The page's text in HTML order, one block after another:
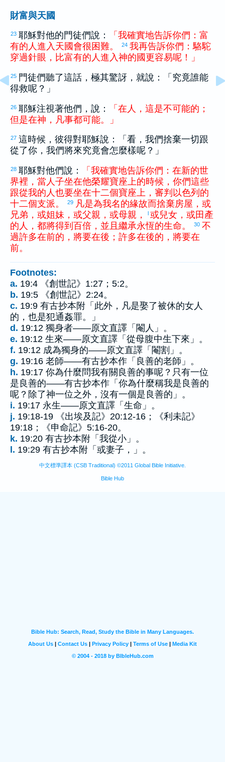
財富與天國
23 耶穌對他的門徒們說： 「 我確實地告訴你們 ： 富
有的 人進入 天國會很 困難。 24 我再告訴你們 ：駱駝
穿過針眼 ， 比富有的 人進入神的 國 更容易呢 ！ 」
25 門徒們聽了這話，極其驚訝，就說：「究竟誰能
得救呢？」
26 耶穌注視著他們，說： 「 在 人 ， 這是不可能的 ；
但是在神 ， 凡事都可能。 」
27 這時候， 彼得對耶穌說：「看，我們捨棄一切跟
從了你，我們將來究竟會怎麼樣呢？」
28 耶穌對他們說： 「 我確實地告訴你們 ： 在新的世
界裡 ， 當 人子坐在他榮耀寶座 上的時候 ， 你們這些
跟從我的 人 也要坐在十二個寶座 上 ， 審判 以色列 的
十二個支派。 29 凡是為我名 的緣故而捨棄房屋 ， 或
兄弟 ， 或姐妹 ， 或父親 ， 或母親 ， l 或兒女 ， 或田產
的 人 ， 都將得到 百倍 ， 並且 繼承永恆的生命。 30 不
過許多在前的 ， 將要在後 ； 許多在後的 ， 將要在
前。
Footnotes:
a. 19:4 《創世記》1:27；5:2。
b. 19:5 《創世記》2:24。
c. 19:9 有古抄本附「此外，凡是娶了被休的女人
的，也是犯通姦罪。」
d. 19:12 獨身者——原文直譯「閹人」。
e. 19:12 生來——原文直譯「從母腹中生下來」。
f. 19:12 成為獨身的——原文直譯「閹割」。
g. 19:16 老師——有古抄本作「良善的老師」。
h. 19:17 你為什麼問我有關良善的事呢？只有一位
是良善的——有古抄本作「你為什麼稱我是良善的
呢？除了神一位之外，沒有一個是良善的」。
i. 19:17 永生——原文直譯「生命」。
j. 19:18-19 《出埃及記》20:12-16；《利未記》
19:18；《申命記》5:16-20。
k. 19:20 有古抄本附「我從小」。
l. 19:29 有古抄本附「或妻子，」。
中文標準譯本 (CSB Traditional) ©2011 Global Bible Initiative.
Bible Hub